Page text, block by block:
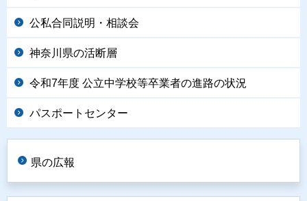
公私合同説明・相談会
神奈川県の活断層
令和7年度 公立中学校等卒業者の進路の状況
パスポートセンター
県の広報